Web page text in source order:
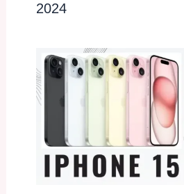
2024